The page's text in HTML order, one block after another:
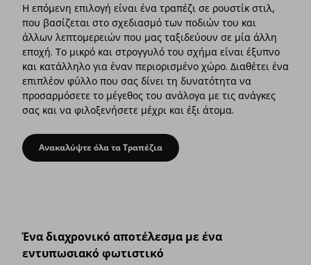
Η επόμενη επιλογή είναι ένα τραπέζι σε ρουστίκ στιλ,
που βασίζεται στο σχεδιασμό των ποδιών του και
άλλων λεπτομερειών που μας ταξιδεύουν σε μία άλλη
εποχή. Το μικρό και στρογγυλό του σχήμα είναι έξυπνο
και κατάλληλο για έναν περιορισμένο χώρο. Διαθέτει ένα
επιπλέον φύλλο που σας δίνει τη δυνατότητα να
προσαρμόσετε το μέγεθος του ανάλογα με τις ανάγκες
σας και να φιλοξενήσετε μέχρι και έξι άτομα.
Τραπέζι από το παρελθόν
Ανακαλύψτε όλα τα Τραπέζια
Ένα διαχρονικό αποτέλεσμα με ένα
εντυπωσιακό φωτιστικό